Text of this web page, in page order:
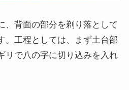
、背面の部分を剃り落として
。工程としては、まず土台部
リで八の字に切り込みを入れ